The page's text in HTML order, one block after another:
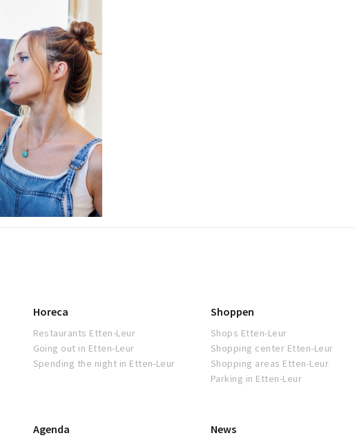
Horeca
Restaurants Etten-Leur
Going out in Etten-Leur
Spending the night in Etten-Leur
Shoppen
Shops Etten-Leur
Shopping center Etten-Leur
Shopping areas Etten-Leur
Parking in Etten-Leur
Agenda News